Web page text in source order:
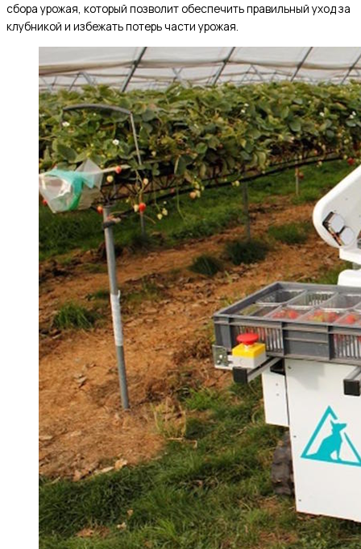
сбора урожая, который позволит обеспечить правильный уход за
клубникой и избежать потерь части урожая.